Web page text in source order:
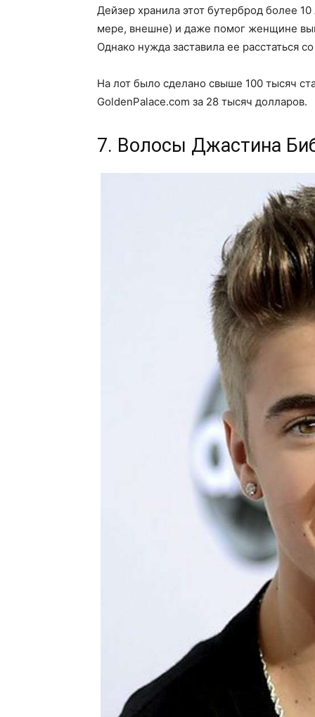
Дейзер хранила этот бутерброд более
мере, внешне) и даже помог женщине
Однако нужда заставила ее расстаться
На лот было сделано свыше 100 тысяч
GoldenPalace.com за 28 тысяч долларов.
7. Волосы Джастина